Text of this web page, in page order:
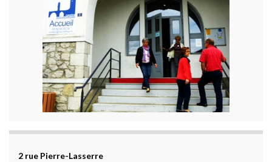
2 rue Pierre-Lasserre